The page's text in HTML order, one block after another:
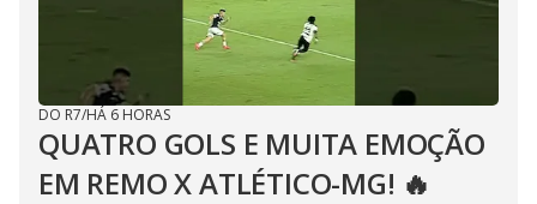
DO R7/HÁ 6 HORAS
QUATRO GOLS E MUITA EMOÇÃO
EM REMO X ATLÉTICO-MG! 🔥